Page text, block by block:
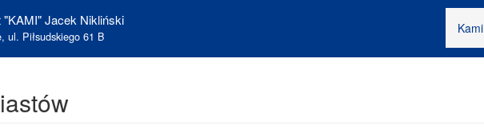
"KAMI" Jacek Nikliński
ul. Piłsudskiego 61 B
Kami